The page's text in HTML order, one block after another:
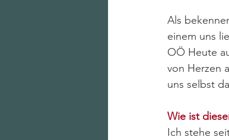
Als
einem uns
OÖ Heute
von Herzen
uns selbst
Wie ist
Ich stehe